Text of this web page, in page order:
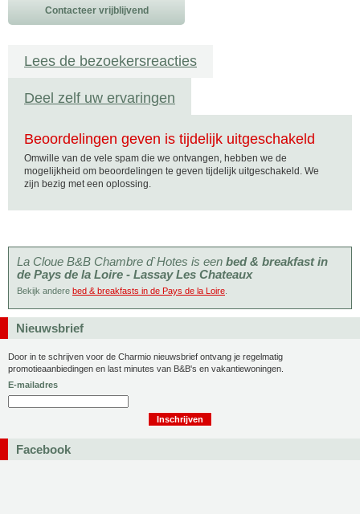
Contacteer vrijblijvend
Lees de bezoekersreacties
Deel zelf uw ervaringen
Beoordelingen geven is tijdelijk uitgeschakeld
Omwille van de vele spam die we ontvangen, hebben we de
mogelijkheid om beoordelingen te geven tijdelijk uitgeschakeld. We
zijn bezig met een oplossing.
La Cloue B&B Chambre d`Hotes is een bed & breakfast in
de Pays de la Loire - Lassay Les Chateaux
Bekijk andere bed & breakfasts in de Pays de la Loire
Nieuwsbrief
Door in te schrijven voor de Charmio nieuwsbrief ontvang je regelmatig
promotieaanbiedingen en last minutes van B&B's en vakantiewoningen.
E-mailadres
Facebook